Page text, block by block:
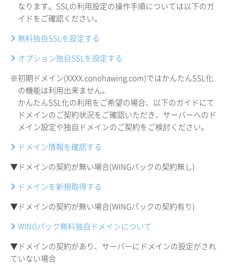
なります。SSLの利用設定の操作手順については以下のガ
イドをご確認ください。
無料独自SSLを設定する
オプション独自SSLを設定する
※初期ドメイン(XXXX.conohawing.com)ではかんたんSSL化
の機能は利用出来ません。
かんたんSSL化の利用をご希望の場合、以下のガイドにて
ドメインのご契約状況をご確認いただき、サーバーへのド
メイン設定や独自ドメインのご契約をご検討ください。
ドメイン情報を確認する
▼ドメインの契約が無い場合(WINGパックの契約無し)
ドメインを新規取得する
▼ドメインの契約が無い場合(WINGパックの契約有り)
WINGパック無料独自ドメインについて
▼ドメインの契約があり、サーバーにドメインの設定がされ
ていない場合